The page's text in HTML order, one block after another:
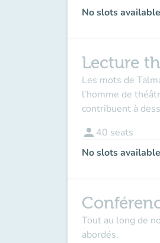
No slots
Lecture
Les mots de
l’homme de
contribuent à
person 40 seats
No slots
Tout au long de
abordés.